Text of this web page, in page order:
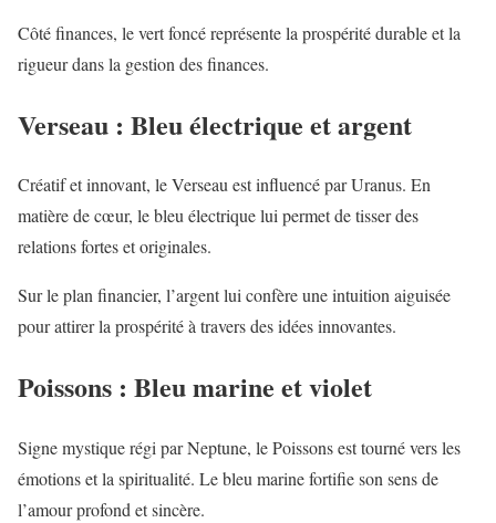
Côté finances, le vert foncé représente la prospérité durable et la
rigueur dans la gestion des finances.
Verseau : Bleu électrique et argent
Créatif et innovant, le Verseau est influencé par Uranus. En
matière de cœur, le bleu électrique lui permet de tisser des
relations fortes et originales.
Sur le plan financier, l’argent lui confère une intuition aiguisée
pour attirer la prospérité à travers des idées innovantes.
Poissons : Bleu marine et violet
Signe mystique régi par Neptune, le Poissons est tourné vers les
émotions et la spiritualité. Le bleu marine fortifie son sens de
l’amour profond et sincère.